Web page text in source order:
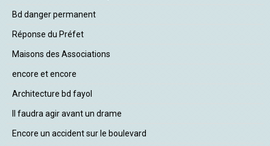
Bd danger permanent
Réponse du Préfet
Maisons des Associations
encore et encore
Architecture bd fayol
Il faudra agir avant un drame
Encore un accident sur le boulevard